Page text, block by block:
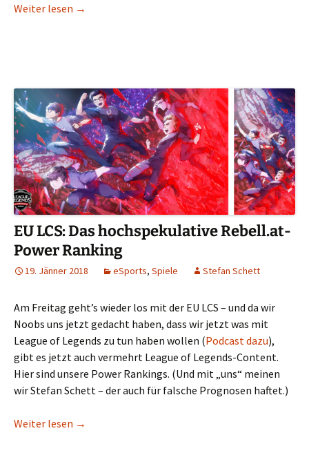
Weiter lesen Der Rebell.at-Ausblick zur neuen LEC
→
EU LCS: Das hochspekulative Rebell.at-
Power Ranking
19. Jänner 2018 eSports, Spiele Stefan Schett
Am Freitag geht’s wieder los mit der EU LCS – und da wir
Noobs uns jetzt gedacht haben, dass wir jetzt was mit
League of Legends zu tun haben wollen (Podcast dazu),
gibt es jetzt auch vermehrt League of Legends-Content.
Hier sind unsere Power Rankings. (Und mit „uns“ meinen
wir Stefan Schett – der auch für falsche Prognosen haftet.)
Weiter lesen EU LCS: Das hochspekulative Rebell.at-Power
→